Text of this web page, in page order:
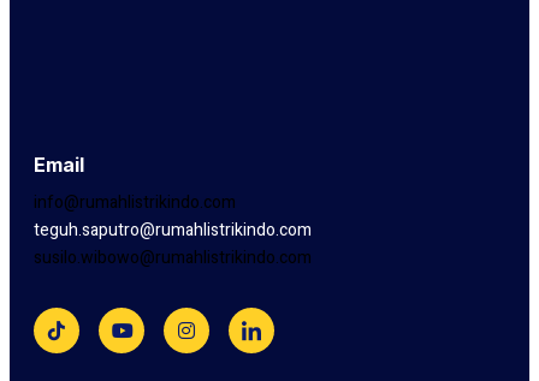
Email
info@rumahlistrikindo.com
teguh.saputro@rumahlistrikindo.com
susilo.wibowo@rumahlistrikindo.com